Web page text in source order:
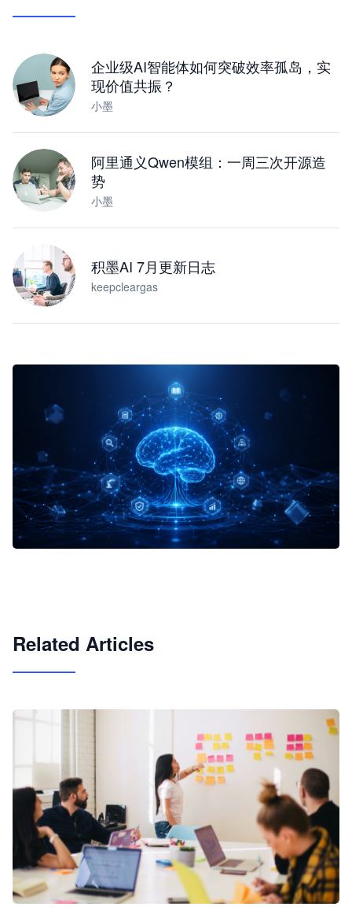
企业级AI智能体如何突破效率孤岛，实
现价值共振？
小墨
阿里通义Qwen模组：一周三次开源造
势
小墨
积墨AI 7月更新日志
keepcleargas
Related Articles